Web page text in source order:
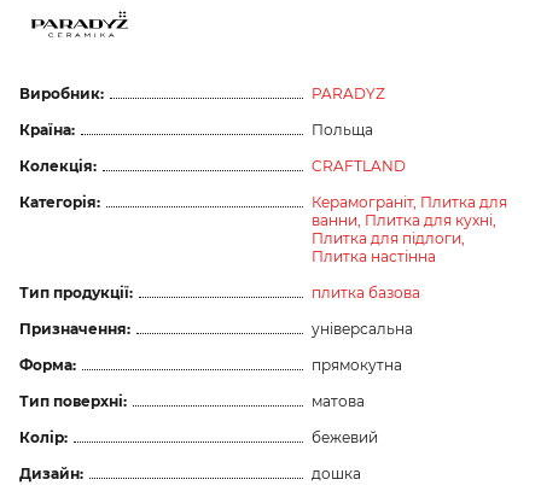
Виробник:
PARADYZ
Країна:
Польща
Колекція:
CRAFTLAND
Категорія:
Керамограніт, Плитка для
ванни, Плитка для кухні,
Плитка для підлоги,
Плитка настінна
Тип продукції:
плитка базова
Призначення:
універсальна
Форма:
прямокутна
Тип поверхні:
матова
Колір:
бежевий
Дизайн:
дошка